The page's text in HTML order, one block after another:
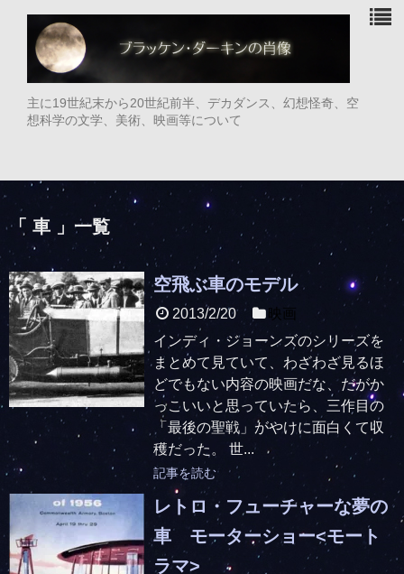
主に19世紀末から20世紀前半、デカダンス、幻想怪奇、空
想科学の文学、美術、映画等について
「 車 」一覧
空飛ぶ車のモデル
2013/2/20
映画
インディ・ジョーンズのシリーズを
まとめて見ていて、わざわざ見るほ
どでもない内容の映画だな、だがか
っこいいと思っていたら、三作目の
「最後の聖戦」がやけに面白くて収
穫だった。 世...
記事を読む
レトロ・フューチャーな夢の
車 モーターショー<モート
ラマ>